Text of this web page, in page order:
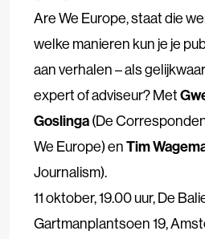
Are We Europe, staat die
welke manieren kun je je
aan verhalen – als
expert of adviseur? Met
Goslinga(De
We Europe) enTim
Journalism).
11 oktober, 19.00 uur, De
Gartmanplantsoen 19,